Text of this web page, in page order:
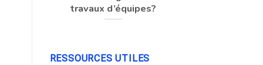
travaux d’équipes?
RESSOURCES UTILES